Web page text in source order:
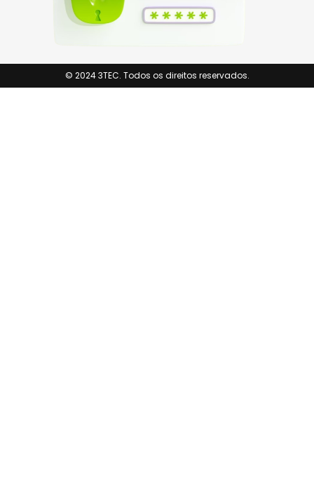
© 2024 3TEC. Todos os direitos reservados.